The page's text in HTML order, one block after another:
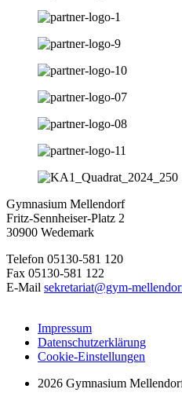
Gymnasium Mellendorf
Fritz-Sennheiser-Platz 2
30900 Wedemark
Telefon 05130-581 120
Fax 05130-581 122
E-Mail sekretariat@gym-
Impressum
Datenschutzerklärung
Cookie-Einstellungen
2026 Gymnasium